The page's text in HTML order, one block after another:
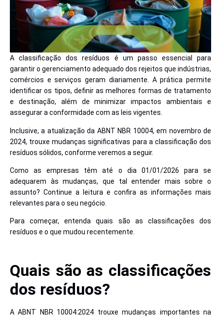
A classificação dos resíduos é um passo essencial para
garantir o gerenciamento adequado dos rejeitos que indústrias,
comércios e serviços geram diariamente. A prática permite
identificar os tipos, definir as melhores formas de tratamento
e destinação, além de minimizar impactos ambientais e
assegurar a conformidade com as leis vigentes.
Inclusive, a atualização da ABNT NBR 10004, em novembro de
2024, trouxe mudanças significativas para a classificação dos
resíduos sólidos, conforme veremos a seguir.
Como as empresas têm até o dia 01/01/2026 para se
adequarem às mudanças, que tal entender mais sobre o
assunto? Continue a leitura e confira as informações mais
relevantes para o seu negócio.
Para começar, entenda quais são as classificações dos
resíduos e o que mudou recentemente.
Quais são as classificações
dos resíduos?
A ABNT NBR 10004:2024 trouxe mudanças importantes na